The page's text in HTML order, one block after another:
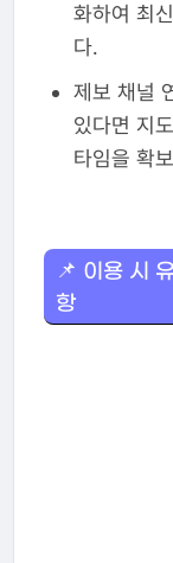
화하여 최
다.
제보 채널
있다면 지
타임을 확
📌 이용 시
항